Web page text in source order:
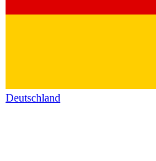
Deutschland